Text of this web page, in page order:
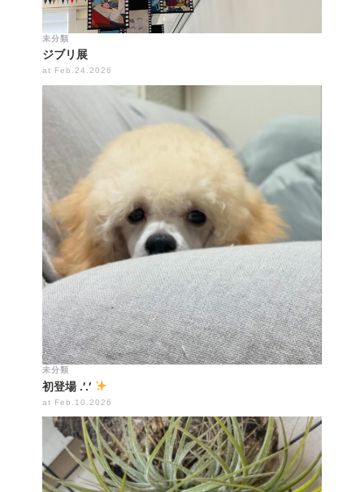
未分類
ジブリ展
at Feb.24.2026
未分類
初登場 .′.′
at Feb.10.2026